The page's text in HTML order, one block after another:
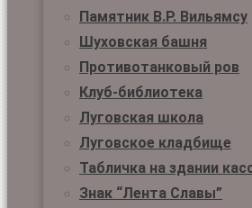
Памятник В.Р. Вильямсу
Шуховская башня
Противотанковый ров
Клуб-библиотека
Луговская школа
Луговское кладбище
Табличка на здании
Знак “Лента Славы”